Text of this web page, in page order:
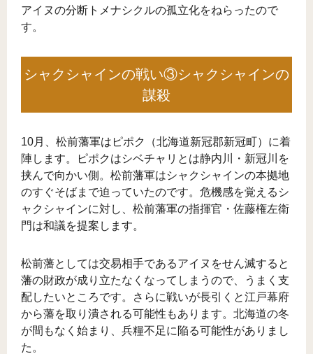
アイヌの分断トメナシクルの孤立化をねらったので
す。
シャクシャインの戦い③シャクシャインの
謀殺
10月、松前藩軍はピポク（北海道新冠郡新冠町）に着
陣します。ピポクはシベチャリとは静内川・新冠川を
挟んで向かい側。松前藩軍はシャクシャインの本拠地
のすぐそばまで迫っていたのです。危機感を覚えるシ
ャクシャインに対し、松前藩軍の指揮官・佐藤権左衛
門は和議を提案します。
松前藩としては交易相手であるアイヌをせん滅すると
藩の財政が成り立たなくなってしまうので、うまく支
配したいところです。さらに戦いが長引くと江戸幕府
から藩を取り潰される可能性もあります。北海道の冬
が間もなく始まり、兵糧不足に陥る可能性がありまし
た。